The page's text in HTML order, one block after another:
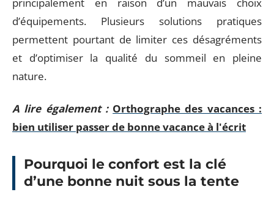
d’équipements. Plusieurs solutions pratiques
permettent pourtant de limiter ces désagréments
et d’optimiser la qualité du sommeil en pleine
nature.
A lire également : Orthographe des vacances :
bien utiliser passer de bonne vacance à l'écrit
Pourquoi le confort est la clé
d’une bonne nuit sous la tente